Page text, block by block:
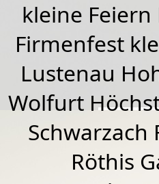
kleine
Firmenfest
Lustenau
Wolfurt
Schwarzach
Röthis